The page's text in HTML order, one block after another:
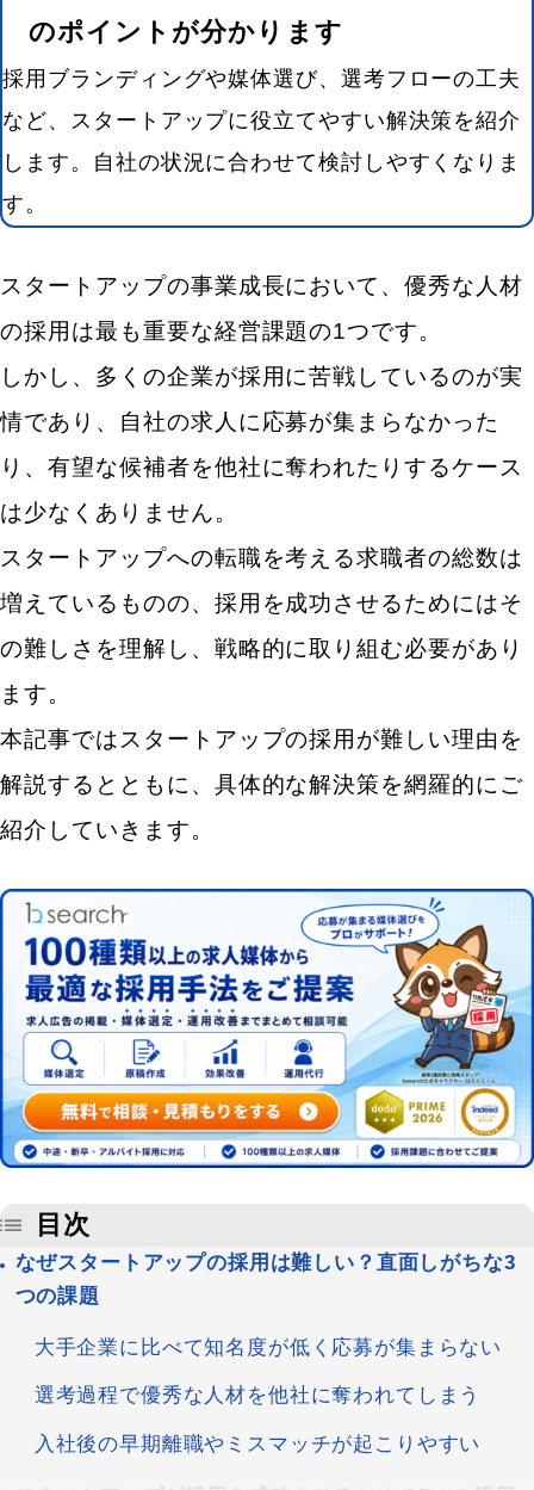
のポイントが分かります
採用ブランディングや媒体選び、選考フローの工夫
など、スタートアップに役立てやすい解決策を紹介
します。自社の状況に合わせて検討しやすくなりま
す。
スタートアップの事業成長において、優秀な人材
の採用は最も重要な経営課題の1つです。
しかし、多くの企業が採用に苦戦しているのが実
情であり、自社の求人に応募が集まらなかった
り、有望な候補者を他社に奪われたりするケース
は少なくありません。
スタートアップへの転職を考える求職者の総数は
増えているものの、採用を成功させるためにはそ
の難しさを理解し、戦略的に取り組む必要があり
ます。
本記事ではスタートアップの採用が難しい理由を
解説するとともに、具体的な解決策を網羅的にご
紹介していきます。
目次
なぜスタートアップの採用は難しい？直面しがちな3
つの課題
大手企業に比べて知名度が低く応募が集まらない
選考過程で優秀な人材を他社に奪われてしまう
入社後の早期離職やミスマッチが起こりやすい